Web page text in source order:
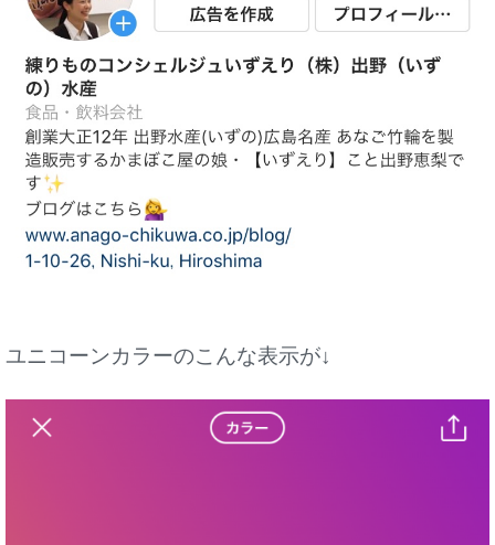
ユニコーンカラーのこんな表示が↓